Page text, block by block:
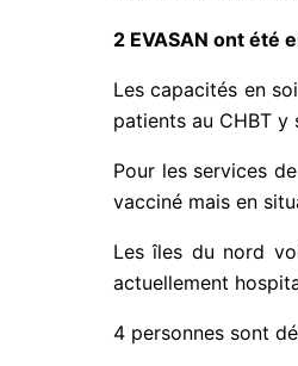
2 EVASAN ont été
Les capacités en
patients au CHBT y
Pour les services
vacciné mais en
Les îles du nord
actuellement
4 personnes sont